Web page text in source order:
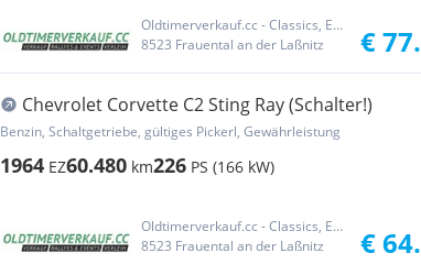
Oldtimerverkauf.cc - Classics, Exotics & Sports Cars
8523 Frauental an der Laßnitz
€
Chevrolet Corvette C2 Sting Ray (Schalter!)
Benzin, Schaltgetriebe, gültiges Pickerl, Gewährleistung
1964 EZ60.480 km226 PS (166 kW)
Oldtimerverkauf.cc - Classics, Exotics & Sports Cars
8523 Frauental an der Laßnitz
€